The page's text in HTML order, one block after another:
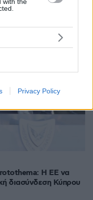
Privacy Policy
Η ΕΕ να
διασύνδεση Κύπρου